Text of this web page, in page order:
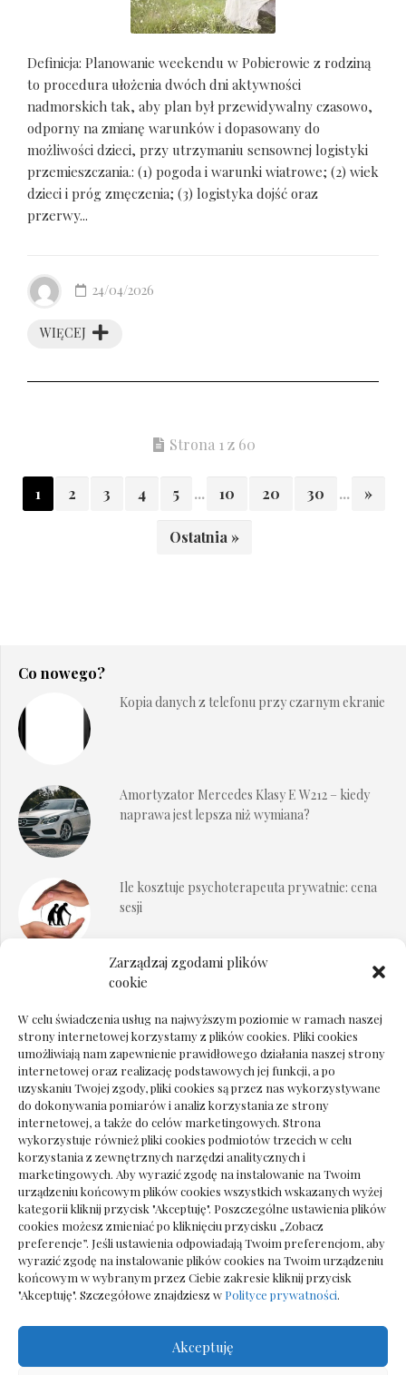
Zarządzaj zgodami plików
cookie
W celu świadczenia usług na najwyższym poziomie w ramach naszej
strony internetowej korzystamy z plików cookies. Pliki cookies
umożliwiają nam zapewnienie prawidłowego działania naszej strony
internetowej oraz realizację podstawowych jej funkcji, a po
uzyskaniu Twojej zgody, pliki cookies są przez nas wykorzystywane
do dokonywania pomiarów i analiz korzystania ze strony
internetowej, a także do celów marketingowych. Strona
wykorzystuje również pliki cookies podmiotów trzecich w celu
korzystania z zewnętrznych narzędzi analitycznych i
marketingowych. Aby wyrazić zgodę na instalowanie na Twoim
urządzeniu końcowym plików cookies wszystkich wskazanych wyżej
kategorii kliknij przycisk "Akceptuję". Poszczególne ustawienia plików
cookies możesz zmieniać po kliknięciu przycisku „Zobacz
preferencje”. Jeśli ustawienia odpowiadają Twoim preferencjom, aby
wyrazić zgodę na instalowanie plików cookies na Twoim urządzeniu
końcowym w wybranym przez Ciebie zakresie kliknij przycisk
"Akceptuję". Szczegółowe znajdziesz w Polityce prywatności.
Akceptuję
Definicja: Planowanie weekendu w Pobierowie z rodziną
to procedura ułożenia dwóch dni aktywności
nadmorskich tak, aby plan był przewidywalny czasowo,
odporny na zmianę warunków i dopasowany do
możliwości dzieci, przy utrzymaniu sensownej logistyki
przemieszczania.: (1) pogoda i warunki wiatrowe; (2) wiek
dzieci i próg zmęczenia; (3) logistyka dojść oraz
przerwy...
WIĘCEJ
24/04/2026
Strona 1 z 60
1 2 3 4 5 ... 10 20 30 ... »
Ostatnia »
Co nowego?
Kopia danych z telefonu przy czarnym ekranie
Amortyzator Mercedes Klasy E W212 – kiedy
naprawa jest lepsza niż wymiana?
Ile kosztuje psychoterapeuta prywatnie: cena
sesji
Dokumenty do odbioru przy zmianie biura
Deska podłogowa do salonu: jak wybrać bez
pośpiechu